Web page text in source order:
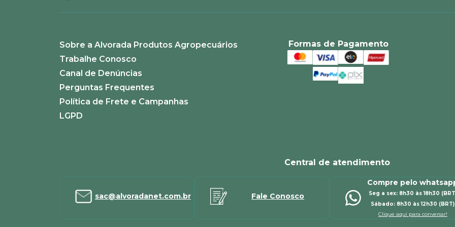
ENVIAR AVALIAÇÃO
Sobre a Alvorada Produtos Agropecuários
Trabalhe Conosco
Canal de Denúncias
Perguntas Frequentes
Política de Frete e Campanhas
LGPD
Formas de Pagamento
Central de atendimento
sac@alvoradanet.com.br Fale Conosco
Compre pelo
Seg a sex: 8h30 às 18h30
Sábado: 8h30 às 12h30 (BRT)
Clique aqui para conversar!